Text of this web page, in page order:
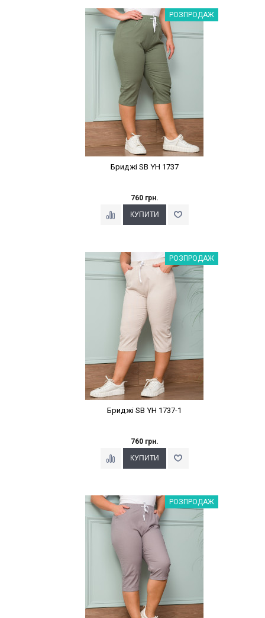
Наклейки Варіант з %РОЗПРОДАЖ
Бриджі SB YH 1737
760 грн.
Наклейки Варіант з %РОЗПРОДАЖ
Бриджі SB YH 1737-1
760 грн.
Наклейки Варіант з %РОЗПРОДАЖ